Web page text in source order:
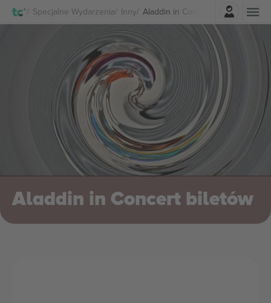
Specjalne Wydarzenia Inny Aladdin in Concert biletów
Zaloguj sie
Aladdin in Concert biletów